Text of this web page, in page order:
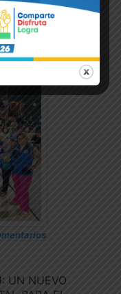
LLEVANDO
DEL
UN NUEVO